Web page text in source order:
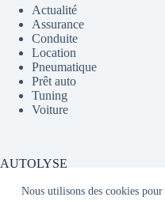
Nous utilisons des cookies
Actualité
Assurance
Conduite
Location
Pneumatique
Prêt auto
Tuning
Voiture
AUTOLYSE